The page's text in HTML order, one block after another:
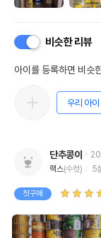
비슷한 리뷰
아이를 등록하면 비슷
우리 아
단추콩이
랙스(수컷) 5
첫구매